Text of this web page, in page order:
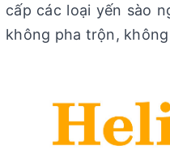
cấp các loại yến sào
không pha trộn,